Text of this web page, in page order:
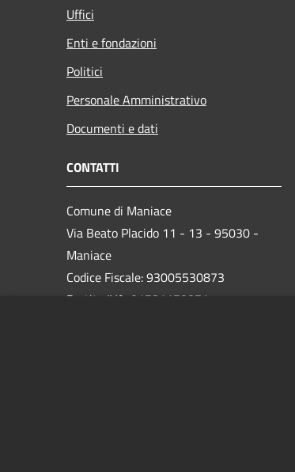
Uffici
Enti e fondazioni
Politici
Personale Amministrativo
Documenti e dati
CONTATTI
Comune di Maniace
Via Beato Placido 11 - 13 - 95030 -
Maniace
Codice Fiscale: 93005530873
Partita IVA: 01781170871